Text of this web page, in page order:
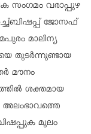
സംഗമം വരാപ്പുഴ
ജോസഫ്
മാലിന്യ
തുടർന്നുണ്ടായ
മൗനം
ശക്തമായ
അലംഭാവത്തെ
മൂലം